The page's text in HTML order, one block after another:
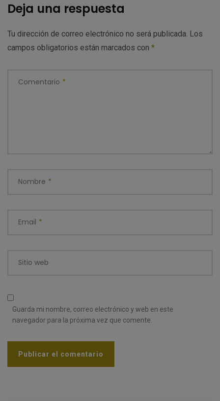
Deja una respuesta
Tu dirección de correo electrónico no será publicada. Los
campos obligatorios están marcados con *
Comentario *
Nombre *
Email *
Sitio web
Guarda mi nombre, correo electrónico y web en este
navegador para la próxima vez que comente.